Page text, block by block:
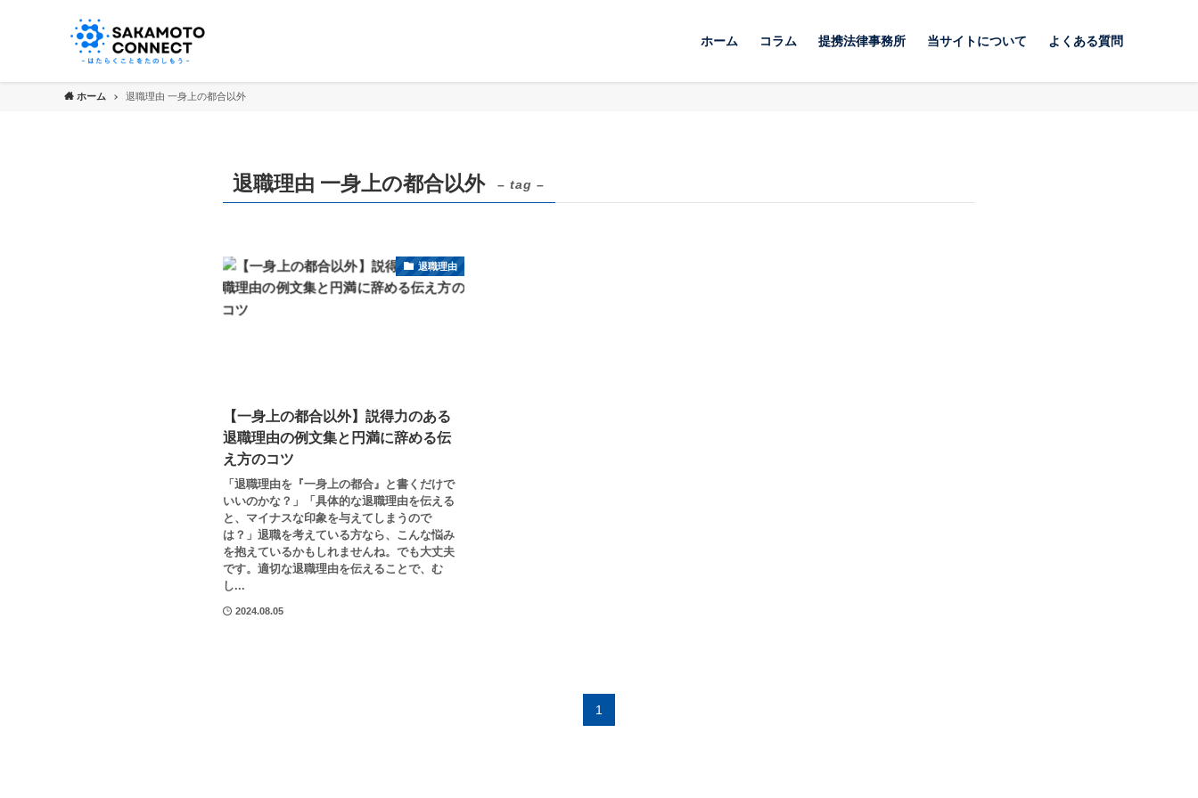
ホーム コラム 提携法律事務所 当サイトについて よくある質問
ホーム 退職理由 一身上の都合以外
退職理由 一身上の都合以外 – tag –
退職理由
【一身上の都合以外】説得力のある
退職理由の例文集と円満に辞める伝
え方のコツ
「退職理由を『一身上の都合』と書くだけで
いいのかな？」「具体的な退職理由を伝える
と、マイナスな印象を与えてしまうので
は？」退職を考えている方なら、こんな悩み
を抱えているかもしれませんね。でも大丈夫
です。適切な退職理由を伝えることで、む
し...
2024.08.05
1